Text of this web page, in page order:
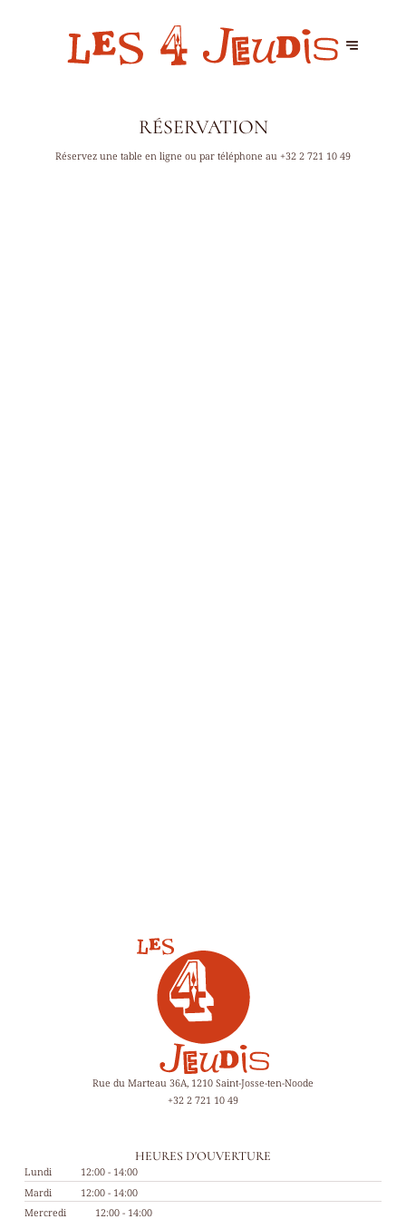
RÉSERVATION
Réservez une table en ligne ou par téléphone au +32 2 721 10 49
Rue du Marteau 36A, 1210 Saint-Josse-ten-Noode
+32 2 721 10 49
HEURES D'OUVERTURE
Lundi
12:00 - 14:00
Mardi
12:00 - 14:00
Mercredi
12:00 - 14:00